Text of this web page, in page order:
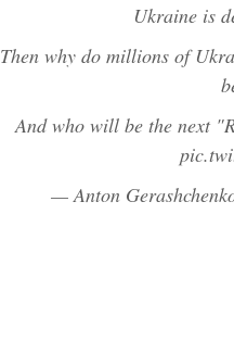
Ukraine is
Then why do millions of
And who will be the next
— Anton